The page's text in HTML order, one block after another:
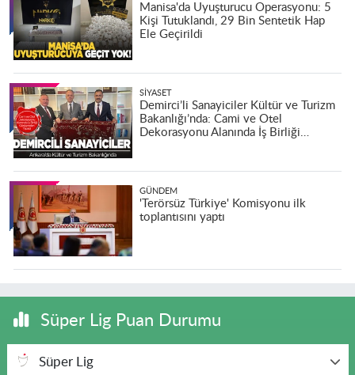
Manisa'da Uyuşturucu Operasyonu: 5
Kişi Tutuklandı, 29 Bin Sentetik Hap
Ele Geçirildi
SIYASET
Demirci’li Sanayiciler Kültür ve Turizm
Bakanlığı’nda: Cami ve Otel
Dekorasyonu Alanında İş Birliği
GÜNDEM
'Terörsüz Türkiye' Komisyonu ilk
toplantısını yaptı
Süper Lig Puan Durumu
Süper Lig